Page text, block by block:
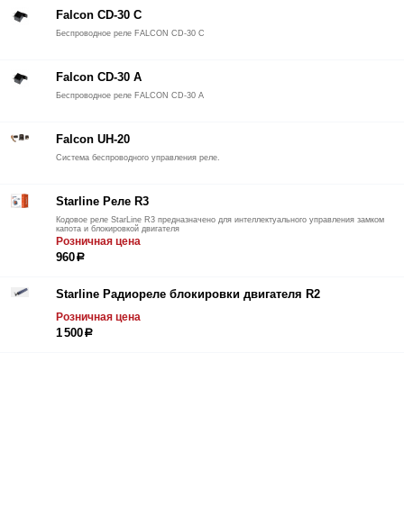
Falcon CD-30 C
Беспроводное реле FALCON CD-30 C
Falcon CD-30 А
Беспроводное реле FALCON CD-30 А
Falcon UH-20
Система беспроводного управления реле.
Starline Реле R3
Кодовое реле StarLine R3 предназначено для интеллектуального управления замком
капота и блокировкой двигателя
Розничная цена
960р
Starline Радиореле блокировки двигателя R2
Розничная цена
1 500р